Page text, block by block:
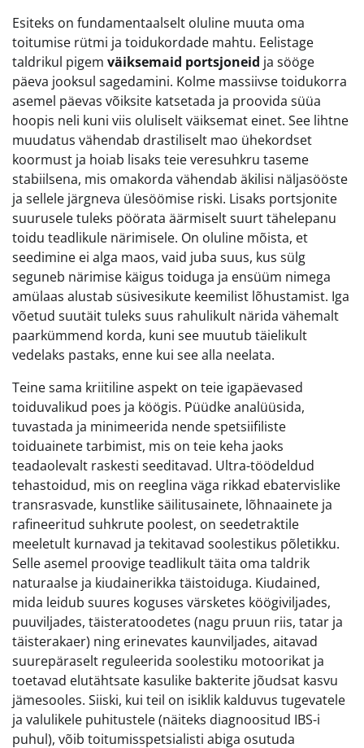
Esiteks on fundamentaalselt oluline muuta oma
toitumise rütmi ja toidukordade mahtu. Eelistage
taldrikul pigem väiksemaid portsjoneid ja sööge
päeva jooksul sagedamini. Kolme massiivse toidukorra
asemel päevas võiksite katsetada ja proovida süüa
hoopis neli kuni viis oluliselt väiksemat einet. See lihtne
muudatus vähendab drastiliselt mao ühekordset
koormust ja hoiab lisaks teie veresuhkru taseme
stabiilsena, mis omakorda vähendab äkilisi näljasööste
ja sellele järgneva ülesöömise riski. Lisaks portsjonite
suurusele tuleks pöörata äärmiselt suurt tähelepanu
toidu teadlikule närimisele. On oluline mõista, et
seedimine ei alga maos, vaid juba suus, kus sülg
seguneb närimise käigus toiduga ja ensüüm nimega
amülaas alustab süsivesikute keemilist lõhustamist. Iga
võetud suutäit tuleks suus rahulikult närida vähemalt
paarkümmend korda, kuni see muutub täielikult
vedelaks pastaks, enne kui see alla neelata.
Teine sama kriitiline aspekt on teie igapäevased
toiduvalikud poes ja köögis. Püüdke analüüsida,
tuvastada ja minimeerida nende spetsiifiliste
toiduainete tarbimist, mis on teie keha jaoks
teadaolevalt raskesti seeditavad. Ultra-töödeldud
tehastoidud, mis on reeglina väga rikkad ebatervislike
transrasvade, kunstlike säilitusainete, lõhnaainete ja
rafineeritud suhkrute poolest, on seedetraktile
meeletult kurnavad ja tekitavad soolestikus põletikku.
Selle asemel proovige teadlikult täita oma taldrik
naturaalse ja kiudainerikka täistoiduga. Kiudained,
mida leidub suures koguses värsketes köögiviljades,
puuviljades, täisteratoodetes (nagu pruun riis, tatar ja
täisterakaer) ning erinevates kaunviljades, aitavad
suurepäraselt reguleerida soolestiku motoorikat ja
toetavad elutähtsate kasulike bakterite jõudsat kasvu
jämesooles. Siiski, kui teil on isiklik kalduvus tugevatele
ja valulikele puhitustele (näiteks diagnoositud IBS-i
puhul), võib toitumisspetsialisti abiga osutuda